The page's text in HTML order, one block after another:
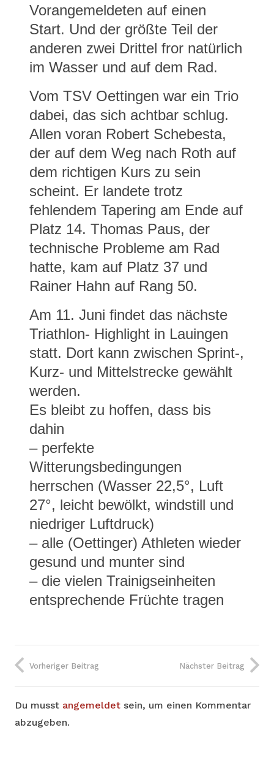
Vorangemeldeten auf einen
Start. Und der größte Teil der
anderen zwei Drittel fror natürlich
im Wasser und auf dem Rad.
Vom TSV Oettingen war ein Trio
dabei, das sich achtbar schlug.
Allen voran Robert Schebesta,
der auf dem Weg nach Roth auf
dem richtigen Kurs zu sein
scheint. Er landete trotz
fehlendem Tapering am Ende auf
Platz 14. Thomas Paus, der
technische Probleme am Rad
hatte, kam auf Platz 37 und
Rainer Hahn auf Rang 50.
Am 11. Juni findet das nächste
Triathlon- Highlight in Lauingen
statt. Dort kann zwischen Sprint-,
Kurz- und Mittelstrecke gewählt
werden.
Es bleibt zu hoffen, dass bis
dahin
– perfekte
Witterungsbedingungen
herrschen (Wasser 22,5°, Luft
27°, leicht bewölkt, windstill und
niedriger Luftdruck)
– alle (Oettinger) Athleten wieder
gesund und munter sind
– die vielen Trainigseinheiten
entsprechende Früchte tragen
Vorheriger Beitrag Nächster Beitrag
Du musst angemeldet sein, um einen Kommentar
abzugeben.